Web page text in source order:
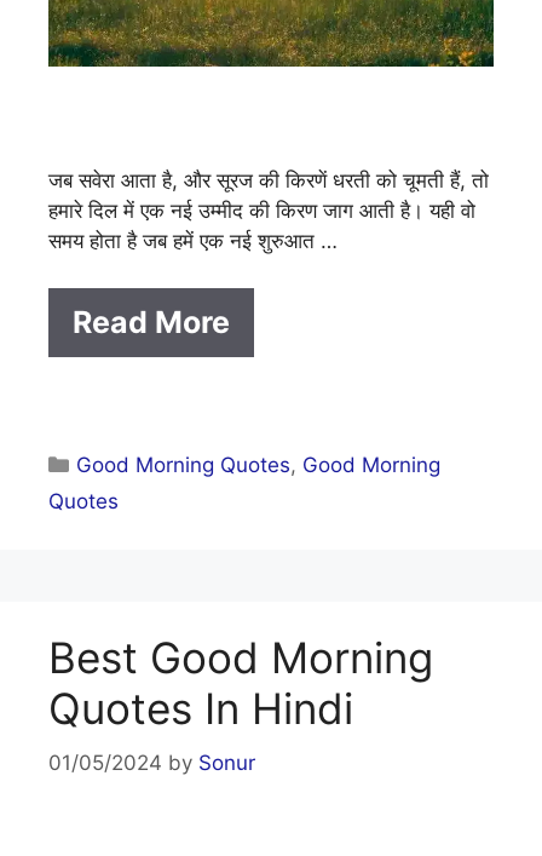
जब सवेरा आता है, और सूरज की किरणें धरती को चूमती हैं, तो
हमारे दिल में एक नई उम्मीद की किरण जाग आती है। यही वो
समय होता है जब हमें एक नई शुरुआत …
Read More
Categories
Good Morning Quotes, Good Morning
Quotes
Best Good Morning
Quotes In Hindi
01/05/2024 by Sonur